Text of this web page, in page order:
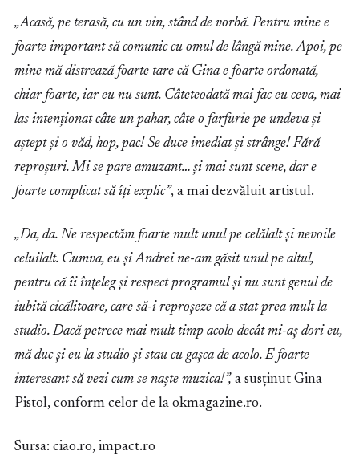
„Acasă, pe terasă, cu un vin, stând de vorbă. Pentru mine e
foarte important să comunic cu omul de lângă mine. Apoi, pe
mine mă distrează foarte tare că Gina e foarte ordonată,
chiar foarte, iar eu nu sunt. Câteteodată mai fac eu ceva, mai
las intenționat câte un pahar, câte o farfurie pe undeva și
aștept și o văd, hop, pac! Se duce imediat și strânge! Fără
reproșuri. Mi se pare amuzant… și mai sunt scene, dar e
foarte complicat să îți explic”, a mai dezvăluit artistul.
„Da, da. Ne respectăm foarte mult unul pe celălalt şi nevoile
celuilalt. Cumva, eu şi Andrei ne-am găsit unul pe altul,
pentru că îi înţeleg şi respect programul şi nu sunt genul de
iubită cicălitoare, care să-i reproşeze că a stat prea mult la
studio. Dacă petrece mai mult timp acolo decât mi-aş dori eu,
mă duc şi eu la studio şi stau cu gaşca de acolo. E foarte
interesant să vezi cum se naşte muzica!”, a susținut Gina
Pistol, conform celor de la okmagazine.ro.
Sursa: ciao.ro, impact.ro